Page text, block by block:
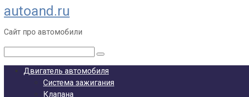
Перейти
к
контенту
autoand.ru
Сайт про автомобили
Двигатель автомобиля
Система зажигания
Клапана